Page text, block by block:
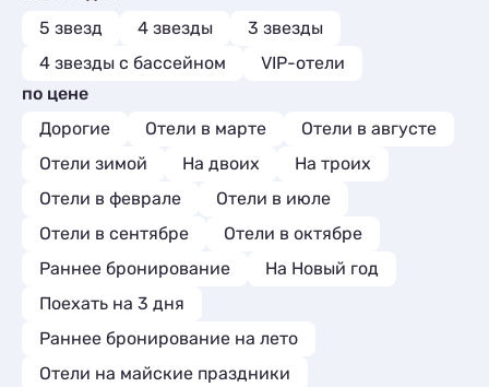
5 звезд
4 звезды
3 звезды
4 звезды с бассейном
VIP-отели
по цене
Дорогие
Отели в марте
Отели в августе
Отели зимой
На двоих
На троих
Отели в феврале
Отели в июле
Отели в сентябре
Отели в октябре
Раннее бронирование
На Новый год
Поехать на 3 дня
Раннее бронирование на лето
Отели на майские праздники